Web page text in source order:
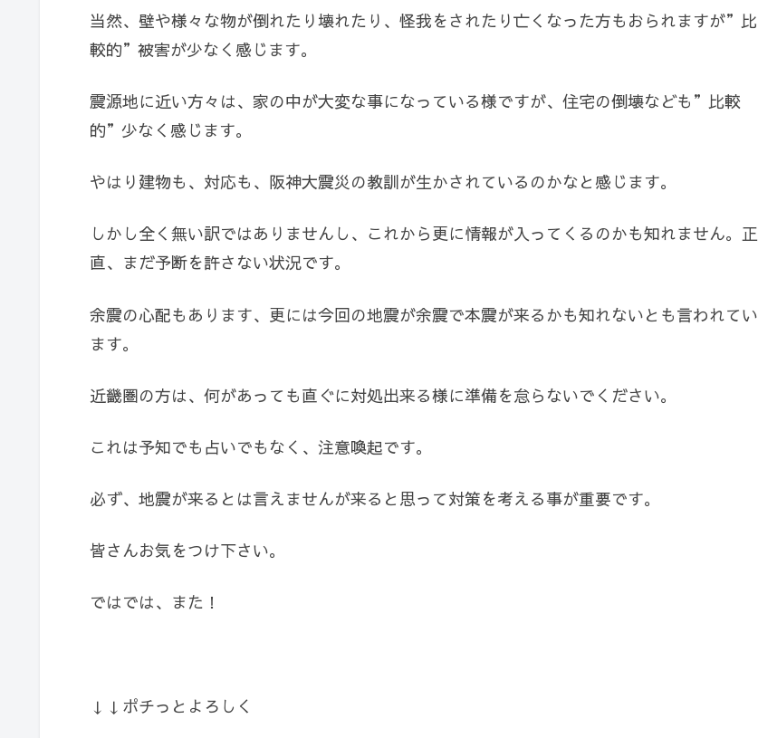
当然、壁や様々な物が倒れたり壊れたり、怪我をされたり亡くなった方もおられますが”比
較的”被害が少なく感じます。
震源地に近い方々は、家の中が大変な事になっている様ですが、住宅の倒壊なども”比較
的”少なく感じます。
やはり建物も、対応も、阪神大震災の教訓が生かされているのかなと感じます。
しかし全く無い訳ではありませんし、これから更に情報が入ってくるのかも知れません。正
直、まだ予断を許さない状況です。
余震の心配もあります、更には今回の地震が余震で本震が来るかも知れないとも言われてい
ます。
近畿圏の方は、何があっても直ぐに対処出来る様に準備を怠らないでください。
これは予知でも占いでもなく、注意喚起です。
必ず、地震が来るとは言えませんが来ると思って対策を考える事が重要です。
皆さんお気をつけ下さい。
ではでは、また！
↓↓ポチっとよろしく